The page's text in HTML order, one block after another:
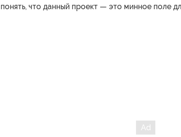
понять, что данный проект — это минное поле